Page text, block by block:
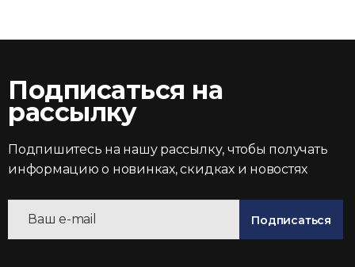
Подписаться на
рассылку
Подпишитесь на нашу рассылку, чтобы получать
информацию о новинках, скидках и новостях
Подписаться